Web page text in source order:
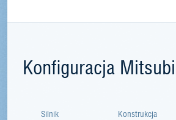
Konfiguracja
Silnik Konstrukcja